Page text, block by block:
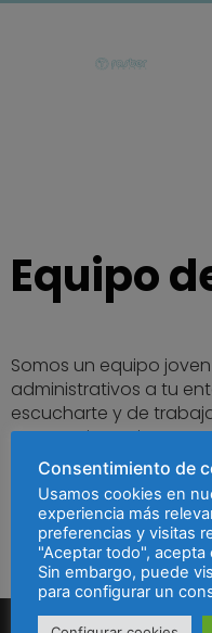
Equipo
Somos un equipo
administrativos a tu
escucharte y de
conseguir una imagen
que transmita los
Nos gusta lo que
estaremos
Consentimiento de
Usamos cookies en
experiencia más
preferencias y visitas
"Aceptar todo", acepta
Sin embargo, puede
para configurar un